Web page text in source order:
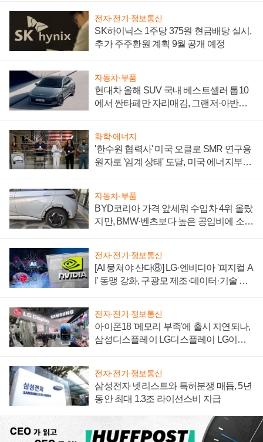
전자·전기·정보통신
SK하이닉스 1주당 375원 현금배당 실시,
추가 주주환원 계획 9월 공개 예정
자동차·부품
현대차 올해 SUV 국내 베스트셀러 톱10
에서 싼타페만 자리매김, 그랜저·아반떼
화학·에너지
'한수원 협력사' 미국 오클로 SMR 연구용
원자로 '임계 상태' 도달, 미국 에너지부
자동차·부품
BYD코리아 가격 앞세워 수입차 4위 올랐
지만, BMW·벤츠보다 높은 공임비에 소비
전자·전기·정보통신
[AI 뭉쳐야 산다⑧] LG·엔비디아 '피지컬 A
I' 동맹 강화, 구광모 제조·데이터·기술 결
전자·전기·정보통신
아이폰18 '메모리 부족'에 출시 지연되나,
삼성디스플레이 LG디스플레이 LG이노
전자·전기·정보통신
삼성전자 넷리스트와 특허분쟁 매듭, 5년
동안 최대 1.3조 라이선스비 지급